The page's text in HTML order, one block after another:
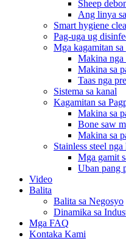
Sheep
Ang linya
Smart hygiene
Pag-uga ug
Mga kagamitan
Makina nga
Makina sa
Taas nga
Sistema sa kanal
Kagamitan sa
Makina sa
Bone saw
Makina sa
Stainless steel
Mga gamit
Uban pang
Video
Balita
Balita sa Negosyo
Dinamika sa
Mga FAQ
Kontaka Kami